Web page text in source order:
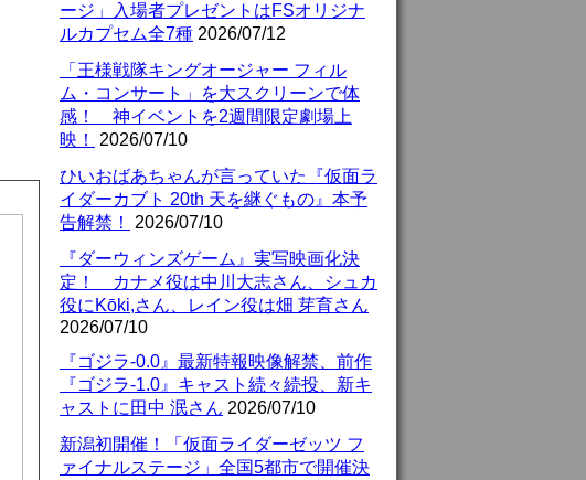
ージ」入場者プレゼントはFSオリジナ
ルカプセム全7種 2026/07/12
「王様戦隊キングオージャー フィル
ム・コンサート」を大スクリーンで体
感！ 神イベントを2週間限定劇場上
映！
2026/07/10
ひいおばあちゃんが言っていた『仮面ラ
イダーカブト 20th 天を継ぐもの』本予
告解禁！
2026/07/10
『ダーウィンズゲーム』実写映画化決
定！ カナメ役は中川大志さん、シュカ
役にKōki,さん、レイン役は畑 芽育さん
2026/07/10
『ゴジラ-0.0』最新特報映像解禁、前作
『ゴジラ-1.0』キャスト続々続投、新キ
ャストに田中 泯さん 2026/07/10
新潟初開催！「仮面ライダーゼッツ フ
ァイナルステージ」全国5都市で開催決